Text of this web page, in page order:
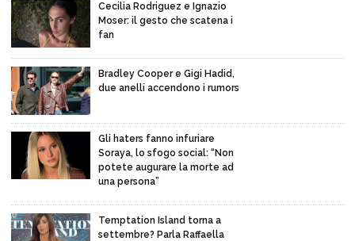
Cecilia Rodriguez e Ignazio
Moser: il gesto che scatena i
fan
Bradley Cooper e Gigi Hadid,
due anelli accendono i rumors
Gli haters fanno infuriare
Soraya, lo sfogo social: “Non
potete augurare la morte ad
una persona”
Temptation Island torna a
settembre? Parla Raffaella